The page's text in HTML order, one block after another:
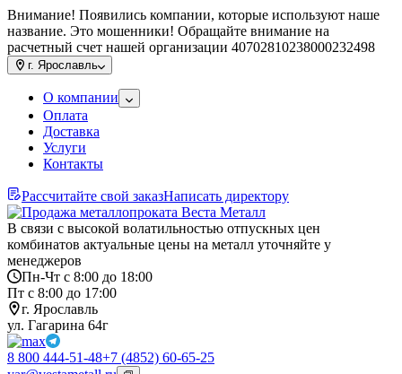
Внимание! Появились компании, которые используют наше
название. Это мошенники! Обращайте внимание на
расчетный счет нашей организации 40702810238000232498
г. Ярославль
О компании
Оплата
Доставка
Услуги
Контакты
Рассчитайте свой заказНаписать директору
В связи с высокой волатильностью отпускных цен
комбинатов актуальные цены на металл уточняйте у
менеджеров
Пн-Чт с 8:00 до 18:00
Пт с 8:00 до 17:00
г. Ярославль
ул. Гагарина 64г
8 800 444-51-48+7 (4852) 60-65-25